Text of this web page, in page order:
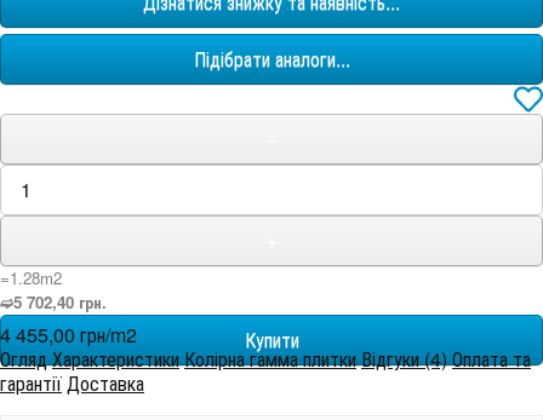
Підібрати аналоги...
=1.28m2
➫5 702,40 грн.
4 455,00 грн/m2
ОглядХарактеристикиКолірна гамма плиткиВідгуки (4)Оплата та
гарантії Доставка